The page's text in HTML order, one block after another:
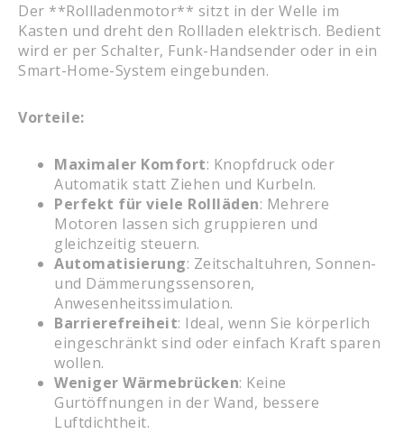
Der **Rollladenmotor** sitzt in der Welle im
Kasten und dreht den Rollladen elektrisch. Bedient
wird er per Schalter, Funk-Handsender oder in ein
Smart-Home-System eingebunden.
Vorteile:
Maximaler Komfort: Knopfdruck oder
Automatik statt Ziehen und Kurbeln.
Perfekt für viele Rollläden: Mehrere
Motoren lassen sich gruppieren und
gleichzeitig steuern.
Automatisierung: Zeitschaltuhren, Sonnen-
und Dämmerungssensoren,
Anwesenheitssimulation.
Barrierefreiheit: Ideal, wenn Sie körperlich
eingeschränkt sind oder einfach Kraft sparen
wollen.
Weniger Wärmebrücken: Keine
Gurtöffnungen in der Wand, bessere
Luftdichtheit.